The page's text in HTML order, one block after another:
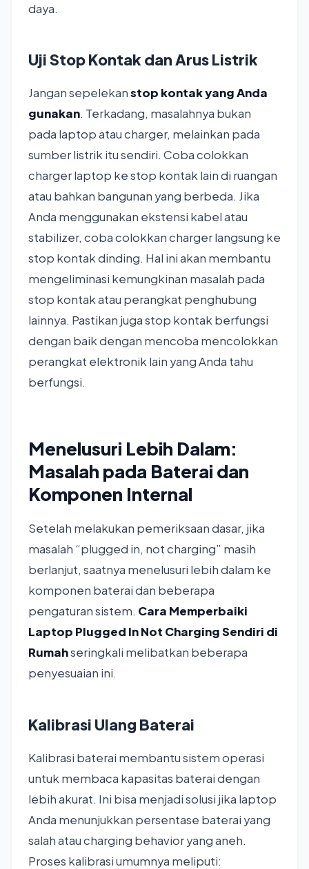
daya.
Uji Stop Kontak dan Arus Listrik
Jangan sepelekanstop kontak yang Anda
gunakan. Terkadang, masalahnya bukan
pada laptop atau charger, melainkan pada
sumber listrik itu sendiri. Coba colokkan
charger laptop ke stop kontak lain di ruangan
atau bahkan bangunan yang berbeda. Jika
Anda menggunakan ekstensi kabel atau
stabilizer, coba colokkan charger langsung ke
stop kontak dinding. Hal ini akan membantu
mengeliminasi kemungkinan masalah pada
stop kontak atau perangkat penghubung
lainnya. Pastikan juga stop kontak berfungsi
dengan baik dengan mencoba mencolokkan
perangkat elektronik lain yang Anda tahu
berfungsi.
Menelusuri Lebih Dalam:
Masalah pada Baterai dan
Komponen Internal
Setelah melakukan pemeriksaan dasar, jika
masalah “plugged in, not charging” masih
berlanjut, saatnya menelusuri lebih dalam ke
komponen baterai dan beberapa
pengaturan sistem. Cara Memperbaiki
Laptop Plugged In Not Charging Sendiri di
Rumahseringkali melibatkan beberapa
penyesuaian ini.
Kalibrasi Ulang Baterai
Kalibrasi baterai membantu sistem operasi
untuk membaca kapasitas baterai dengan
lebih akurat. Ini bisa menjadi solusi jika laptop
Anda menunjukkan persentase baterai yang
salah atau charging behavior yang aneh.
Proses kalibrasi umumnya meliputi: